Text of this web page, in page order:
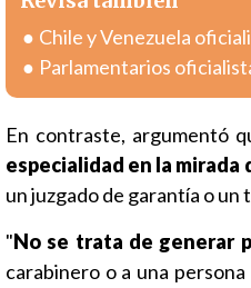
Chile y Venezuela
Parlamentarios
En contraste, argumentó
especialidad en la
un juzgado de garantía o un
"No se trata de generar
carabinero o a una